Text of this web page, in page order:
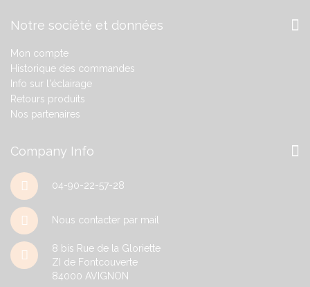
Notre société et données
Mon compte
Historique des commandes
Info sur l'éclairage
Retours produits
Nos partenaires
Company Info
04-90-22-57-28
Nous contacter par mail
8 bis Rue de la Gloriette
ZI de Fontcouverte
84000 AVIGNON